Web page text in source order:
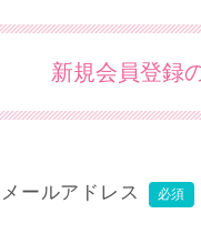
新規会員登録
メールアドレス 必須